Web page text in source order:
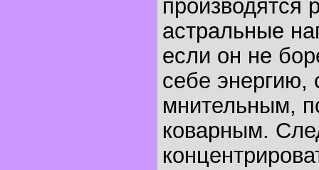
производятся
астральные
если он не
себе энергию,
мнительным,
коварным.